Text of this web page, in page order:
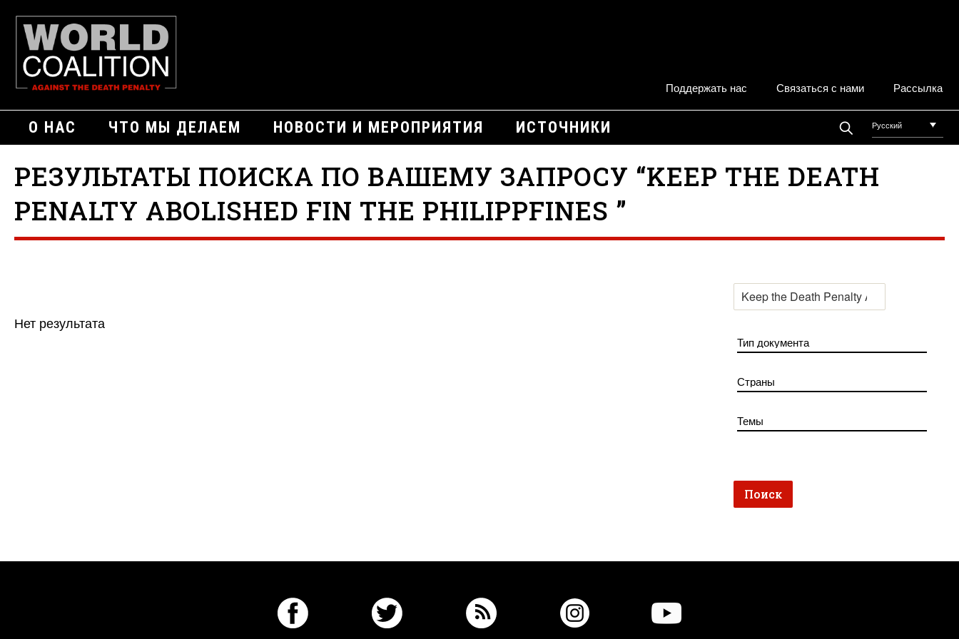
Поддержать нас Связаться с нами Рассылка
О НАС ЧТО МЫ ДЕЛАЕМ НОВОСТИ И МЕРОПРИЯТИЯ ИСТОЧНИКИ Русский
РЕЗУЛЬТАТЫ ПОИСКА ПО ВАШЕМУ ЗАПРОСУ “KEEP THE DEATH
PENALTY ABOLISHED FIN THE PHILIPPFINES ”
Нет результата